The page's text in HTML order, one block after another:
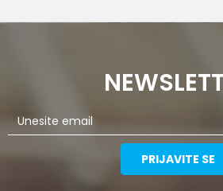
PRIJAVITE SE